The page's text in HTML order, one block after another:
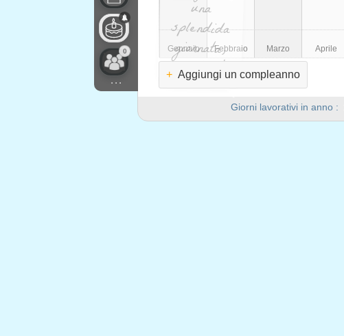
0
...
Giorni lavorativi in anno :
una
goditela!
Gennaio Febbraio Marzo Aprile
+ Aggiungi un compleanno